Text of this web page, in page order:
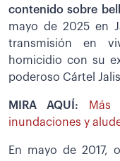
contenido sobre
mayo de 2025 en
transmisión en
homicidio con su
poderoso Cártel
MIRA AQUÍ:
inundaciones y
En mayo de 2017,